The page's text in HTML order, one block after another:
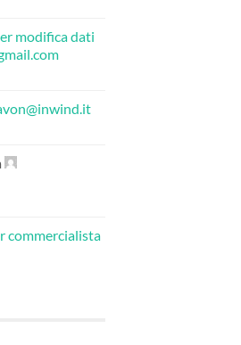
modifica dati
commercialista